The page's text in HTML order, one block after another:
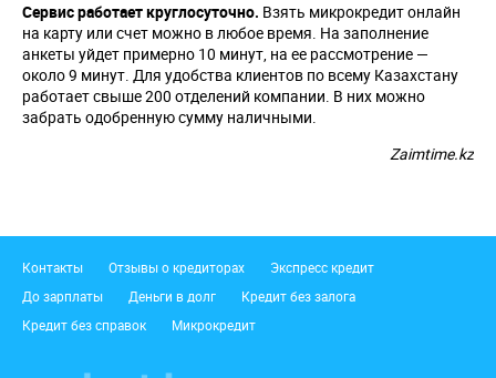
Сервис работает круглосуточно. Взять микрокредит онлайн
на карту или счет можно в любое время. На заполнение
анкеты уйдет примерно 10 минут, на ее рассмотрение —
около 9 минут. Для удобства клиентов по всему Казахстану
работает свыше 200 отделений компании. В них можно
забрать одобренную сумму наличными.
Zaimtime.kz
Подвал
Контакты Отзывы о кредиторах
Экспресс кредит
До зарплаты
Деньги в долг
Кредит без залога
Кредит без справок
Микрокредит